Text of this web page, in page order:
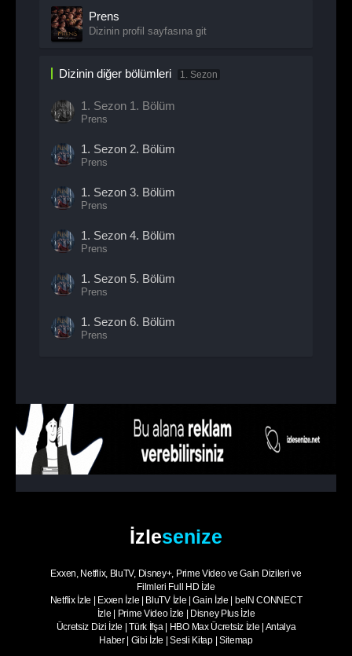
Prens
Dizinin profil sayfasına git
Dizinin diğer bölümleri 1. Sezon
1. Sezon 1. Bölüm
Prens
1. Sezon 2. Bölüm
Prens
1. Sezon 3. Bölüm
Prens
1. Sezon 4. Bölüm
Prens
1. Sezon 5. Bölüm
Prens
1. Sezon 6. Bölüm
Prens
1. Sezon8. Bölüm- Sezon Finali
İzlesenize
Exxen, Netflix, BluTV, Disney+, Prime Video ve Gain Dizileri ve
Filmleri Full HD İzle
Netflix İzle | Exxen İzle | BluTV İzle |Gain İzle | beIN CONNECT
İzle | Prime Video İzle | Disney Plus İzle
Ücretsiz Dizi İzle |Türk İfşa | HBO Max Ücretsiz İzle | Antalya
Haber| Gibi İzle |Sesli Kitap| Sitemap